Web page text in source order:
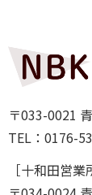
〒033-0021
［十和田営業
TEL：0176-